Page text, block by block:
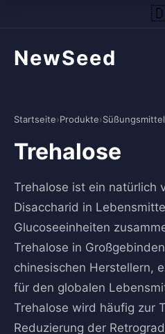
NewSeed
Startseite›Produkte›Süßungsmittel
Trehalose
Trehalose ist ein natürlich
Disaccharid in
Glucoseeinheiten
Trehalose in
chinesischen Herstellern,
für den globalen
Trehalose wird häufig zur
Reduzierung der